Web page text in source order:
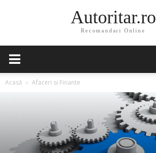
Autoritar.ro
Recomandari Online
Acasă Afaceri si Finante